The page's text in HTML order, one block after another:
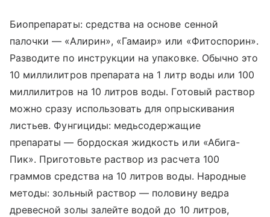
Биопрепараты: средства на основе сенной
палочки — «Алирин», «Гамаир» или «Фитоспорин».
Разводите по инструкции на упаковке. Обычно это
10 миллилитров препарата на 1 литр воды или 100
миллилитров на 10 литров воды. Готовый раствор
можно сразу использовать для опрыскивания
листьев. Фунгициды: медьсодержащие
препараты — бордоская жидкость или «Абига-
Пик». Приготовьте раствор из расчета 100
граммов средства на 10 литров воды. Народные
методы: зольный раствор — половину ведра
древесной золы залейте водой до 10 литров,